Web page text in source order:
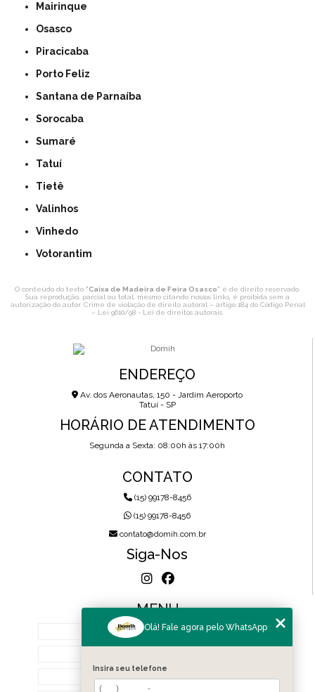
Mairinque
Osasco
Piracicaba
Porto Feliz
Santana de Parnaíba
Sorocaba
Sumaré
Tatuí
Tietê
Valinhos
Vinhedo
Votorantim
O conteúdo do texto "Caixa de Madeira de Feira Osasco" é de direito reservado.
Sua reprodução, parcial ou total, mesmo citando nossos links, é proibida sem a
autorização do autor. Crime de violação de direito autoral – artigo 184 do Código Penal
– Lei 9610/98 - Lei de direitos autorais
ENDEREÇO
Av. dos Aeronautas, 150 - Jardim Aeroporto
Tatuí - SP
HORÁRIO DE ATENDIMENTO
Segunda a Sexta: 08:00h às 17:00h
CONTATO
(15) 99178-8456
(15) 99178-8456
contato@domih.com.br
Siga-Nos
MENU
HOME
PRODUTOS
Olá! Fale agora pelo WhatsApp
Insira seu telefone